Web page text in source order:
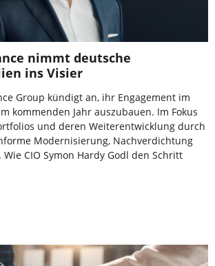
nimmt deutsche
ins Visier
Group kündigt an, ihr Engagement im
kommenden Jahr auszubauen. Im Fokus
und deren Weiterentwicklung durch
Modernisierung, Nachverdichtung
CIO Symon Hardy Godl den Schritt